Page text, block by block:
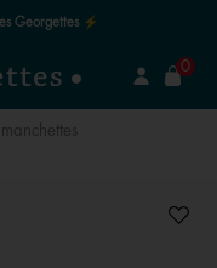
Georgettes ⚡
0